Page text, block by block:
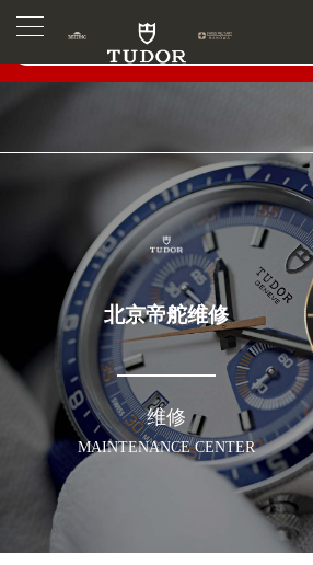
2026年6月帝舵售后服务中心最新网点地址：
节假日正常营业！
北京帝舵维修
维修
MAINTENANCE CENTER